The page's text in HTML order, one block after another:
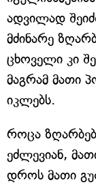
ადვილად
მძინარე
ცხოველი კი
მაგრამ მათი
იკლებს.
როცა
ეძლევიან,
დროს მათი